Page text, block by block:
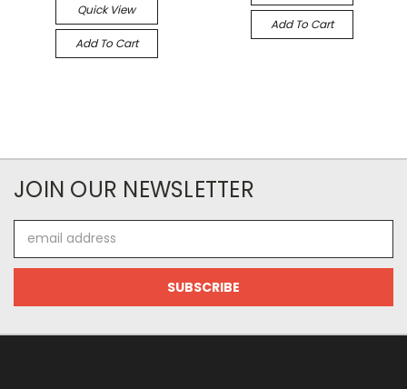
Quick View
Add To Cart
Add To Cart
JOIN OUR NEWSLETTER
Address